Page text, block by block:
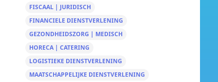
FISCAAL | JURIDISCH
FINANCIELE DIENSTVERLENING
GEZONDHEIDSZORG | MEDISCH
HORECA | CATERING
LOGISTIEKE DIENSTVERLENING
MAATSCHAPPELIJKE DIENSTVERLENING